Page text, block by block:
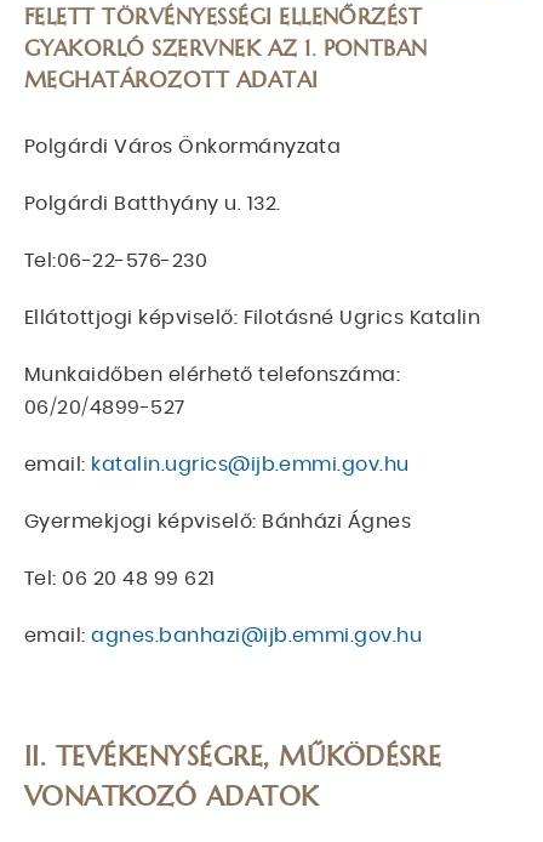
FELETT TÖRVÉNYESSÉGI ELLENŐRZÉST
GYAKORLÓ SZERVNEK AZ 1. PONTBAN
MEGHATÁROZOTT ADATAI
Polgárdi Város Önkormányzata
Polgárdi Batthyány u. 132.
Tel:06-22-576-230
Ellátottjogi képviselő: Filotásné Ugrics Katalin
Munkaidőben elérhető telefonszáma:
06/20/4899-527
email: katalin.ugrics@ijb.emmi.gov.hu
Gyermekjogi képviselő: Bánházi Ágnes
Tel: 06 20 48 99 621
email:agnes.banhazi@ijb.emmi.gov.hu
II. TEVÉKENYSÉGRE, MŰKÖDÉSRE
VONATKOZÓ ADATOK